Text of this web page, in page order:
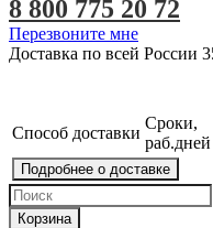
8 800 775 20 72
Перезвоните мне
Доставка по всей России
Способ доставки
Сроки,
раб.дней
Подробнее о доставке
Корзина